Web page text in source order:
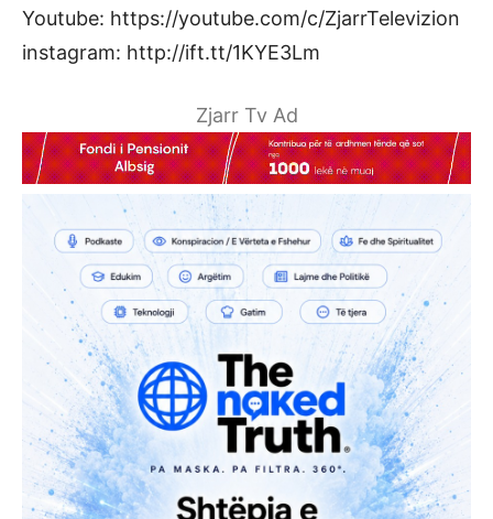
Youtube: https://youtube.com/c/ZjarrTelevizion
instagram: http://ift.tt/1KYE3Lm
Zjarr Tv Ad